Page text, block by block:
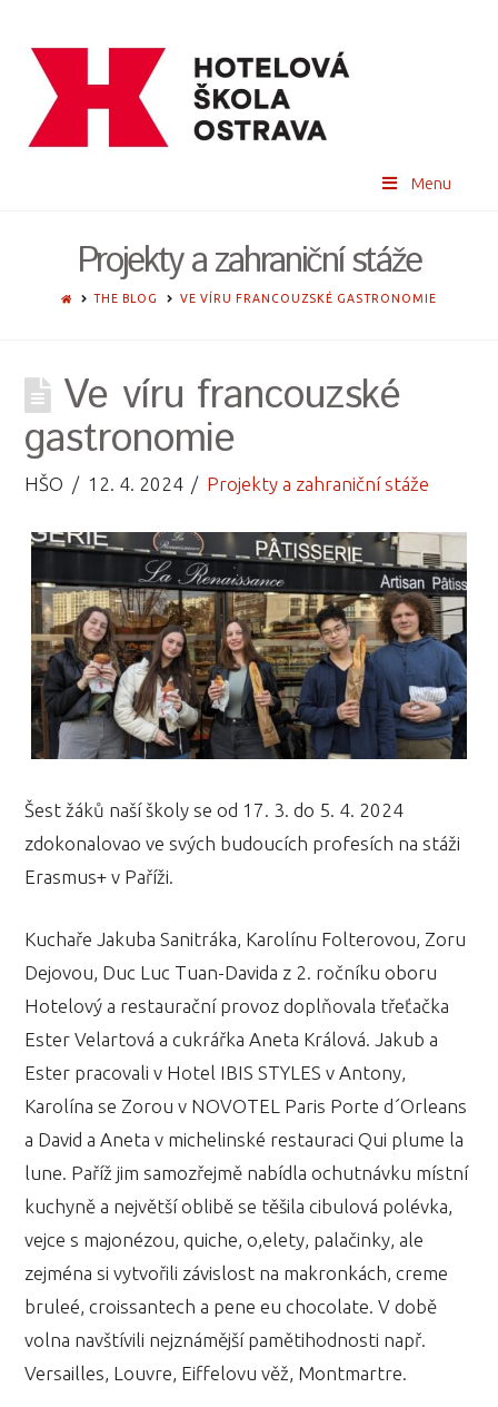
Menu
Projekty a zahraniční stáže
HOMETHE BLOG VE VÍRU FRANCOUZSKÉ GASTRONOMIE
Ve víru francouzské
gastronomie
HŠO 12. 4. 2024 Projekty a zahraniční stáže
Šest žáků naší školy se od 17. 3. do 5. 4. 2024
zdokonalovao ve svých budoucích profesích na stáži
Erasmus+ v Paříži.
Kuchaře Jakuba Sanitráka, Karolínu Folterovou, Zoru
Dejovou, Duc Luc Tuan-Davida z 2. ročníku oboru
Hotelový a restaurační provoz doplňovala třeťačka
Ester Velartová a cukrářka Aneta Králová. Jakub a
Ester pracovali v Hotel IBIS STYLES v Antony,
Karolína se Zorou v NOVOTEL Paris Porte d´Orleans
a David a Aneta v michelinské restauraci Qui plume la
lune. Paříž jim samozřejmě nabídla ochutnávku místní
kuchyně a největší oblibě se těšila cibulová polévka,
vejce s majonézou, quiche, o,elety, palačinky, ale
zejména si vytvořili závislost na makronkách, creme
bruleé, croissantech a pene eu chocolate. V době
volna navštívili nejznámější pamětihodnosti např.
Versailles, Louvre, Eiffelovu věž, Montmartre.